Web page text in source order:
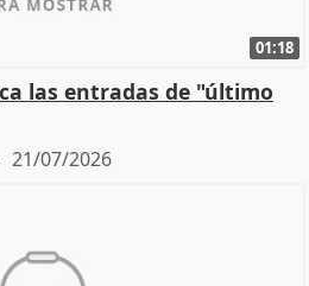
01:18
las entradas de "último
21/07/2026